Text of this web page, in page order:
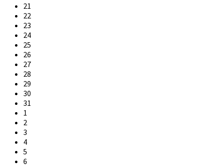
21
22
23
24
25
26
27
28
29
30
31
1
2
3
4
5
6